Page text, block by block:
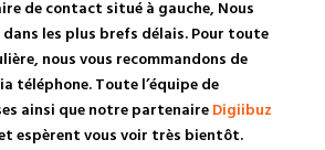
de contact situé à gauche, Nous
les plus brefs délais. Pour toute
nous vous recommandons de
téléphone. Toute l’équipe de
ainsi que notre partenaireDigiibuz
espèrent vous voir très bientôt.